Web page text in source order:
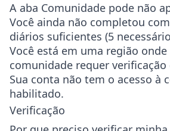
A aba Comunidade pode não
Você ainda não completou
diários suficientes (5
Você está em uma região onde
comunidade requer
Sua conta não tem o acesso à
habilitado.
Verificação